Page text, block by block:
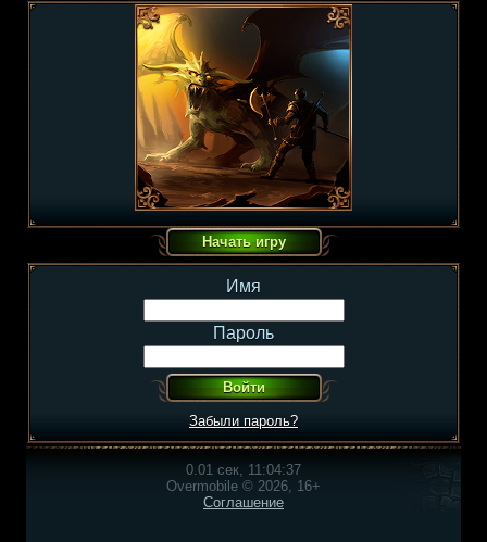
Имя
Пароль
Забыли пароль?
0.01 сек, 11:04:37
Overmobile © 2026, 16+
Соглашение